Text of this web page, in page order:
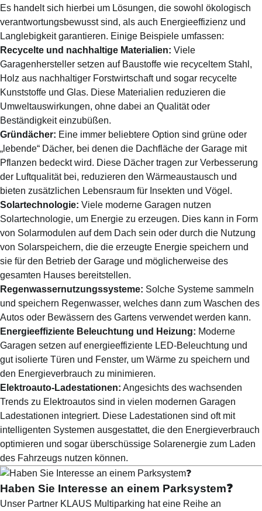
Es handelt sich hierbei um Lösungen, die sowohl ökologisch
verantwortungsbewusst sind, als auch Energieeffizienz und
Langlebigkeit garantieren. Einige Beispiele umfassen:
Recycelte und nachhaltige Materialien: Viele
Garagenhersteller setzen auf Baustoffe wie recyceltem Stahl,
Holz aus nachhaltiger Forstwirtschaft und sogar recycelte
Kunststoffe und Glas. Diese Materialien reduzieren die
Umweltauswirkungen, ohne dabei an Qualität oder
Beständigkeit einzubüßen.
Gründächer: Eine immer beliebtere Option sind grüne oder
„lebende“ Dächer, bei denen die Dachfläche der Garage mit
Pflanzen bedeckt wird. Diese Dächer tragen zur Verbesserung
der Luftqualität bei, reduzieren den Wärmeaustausch und
bieten zusätzlichen Lebensraum für Insekten und Vögel.
Solartechnologie: Viele moderne Garagen nutzen
Solartechnologie, um Energie zu erzeugen. Dies kann in Form
von Solarmodulen auf dem Dach sein oder durch die Nutzung
von Solarspeichern, die die erzeugte Energie speichern und
sie für den Betrieb der Garage und möglicherweise des
gesamten Hauses bereitstellen.
Regenwassernutzungssysteme: Solche Systeme sammeln
und speichern Regenwasser, welches dann zum Waschen des
Autos oder Bewässern des Gartens verwendet werden kann.
Energieeffiziente Beleuchtung und Heizung: Moderne
Garagen setzen auf energieeffiziente LED-Beleuchtung und
gut isolierte Türen und Fenster, um Wärme zu speichern und
den Energieverbrauch zu minimieren.
Elektroauto-Ladestationen: Angesichts des wachsenden
Trends zu Elektroautos sind in vielen modernen Garagen
Ladestationen integriert. Diese Ladestationen sind oft mit
intelligenten Systemen ausgestattet, die den Energieverbrauch
optimieren und sogar überschüssige Solarenergie zum Laden
des Fahrzeugs nutzen können.
Haben Sie Interesse an einem Parksystem❓
Unser Partner KLAUS Multiparking hat eine Reihe an